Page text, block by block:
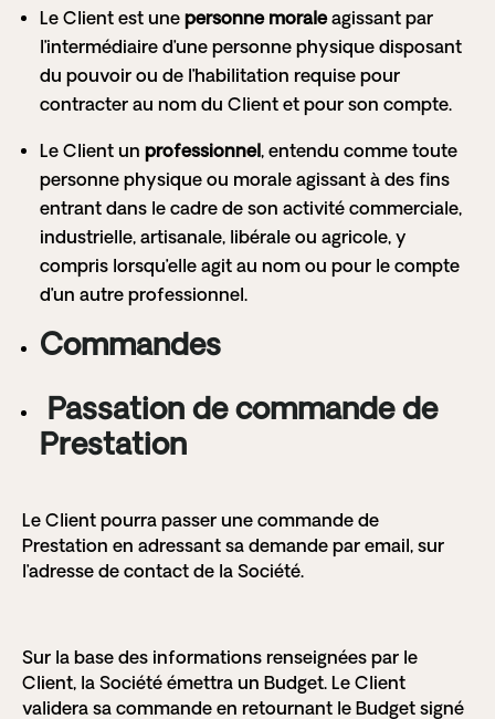
Le Client est une personne moraleagissant par
l’intermédiaire d’une personne physique disposant
du pouvoir ou de l’habilitation requise pour
contracter au nom du Client et pour son compte.
Le Client un professionnel, entendu comme toute
personne physique ou morale agissant à des fins
entrant dans le cadre de son activité commerciale,
industrielle, artisanale, libérale ou agricole, y
compris lorsqu’elle agit au nom ou pour le compte
d’un autre professionnel.
Commandes
Passation de commande de
Prestation
Le Client pourra passer une commande de
Prestation en adressant sa demande par email, sur
l’adresse de contact de la Société.
Sur la base des informations renseignées par le
Client, la Société émettra un Budget. Le Client
validera sa commande en retournant le Budget signé